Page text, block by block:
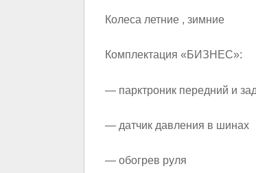
Колеса летние , зимние
Комплектация «БИЗНЕС»:
— парктроник передний и
— датчик давления в шинах
— обогрев руля